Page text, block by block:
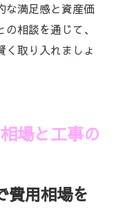
な満足感と資産価
相談を通じて、
く取り入れましょ
場と工事の
費用相場を